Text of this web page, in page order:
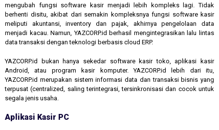
mengubah fungsi software kasir menjadi lebih kompleks lagi. Tidak
berhenti disitu, akibat dari semakin kompleksnya fungsi software kasir
meliputi akuntansi, inventory dan pajak, akhirnya pengelolaan data
menjadi kacau. Namun, YAZCORP.id berhasil mengintegrasikan lalu lintas
data transaksi dengan teknologi berbasis cloud ERP.
YAZCORP.id bukan hanya sekedar software kasir toko, aplikasi kasir
Android, atau program kasir komputer. YAZCORP.id lebih dari itu,
YAZCORP.id merupakan sistem informasi data dan transaksi bisnis yang
terpusat (centralized, saling terintegrasi, tersinkronisasi dan cocok untuk
segala jenis usaha.
Aplikasi Kasir PC